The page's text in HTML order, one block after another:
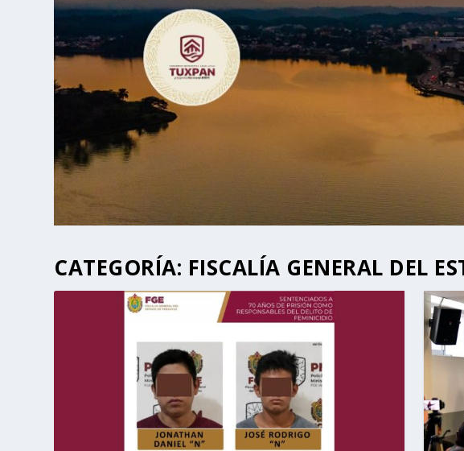
CATEGORÍA: FISCALÍA GENERAL DEL